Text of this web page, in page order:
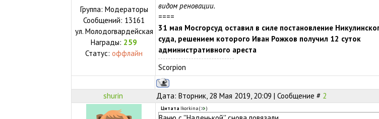
Группа: Модераторы
Сообщений: 13161
ул. Молодогвардейская
Награды: 259
Статус:оффлайн
видом реновации.
====
31 мая Мосгорсуд оставил в силе постановление
суда, решением которого Иван Рожков получил 12 суток
административного ареста
Scorpion
shurin Дата: Вторник, 28 Мая 2019, 20:09 | Сообщение # 2
Цитата Ikorkina( )